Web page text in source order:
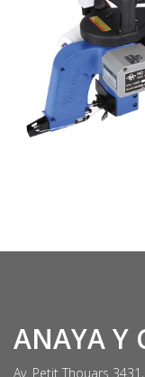
ANAYA Y
Av. Petit Thouars